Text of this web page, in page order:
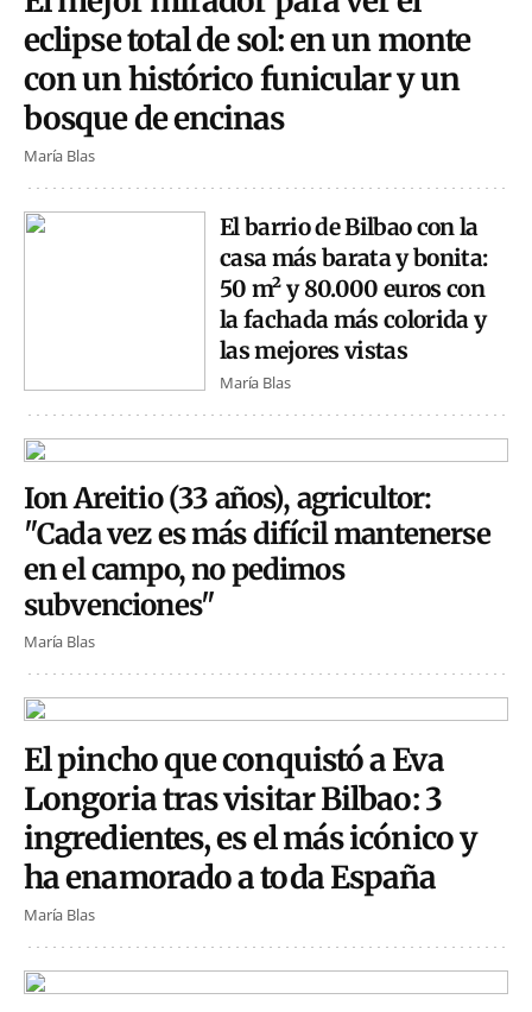
eclipse total de sol: en un monte
con un histórico funicular y un
bosque de encinas
María Blas
El barrio de Bilbao con la
casa más barata y bonita:
50 m² y 80.000 euros con
la fachada más colorida y
las mejores vistas
María Blas
Ion Areitio (33 años), agricultor:
"Cada vez es más difícil mantenerse
en el campo, no pedimos
subvenciones"
María Blas
El pincho que conquistó a Eva
Longoria tras visitar Bilbao: 3
ingredientes, es el más icónico y
ha enamorado a toda España
María Blas